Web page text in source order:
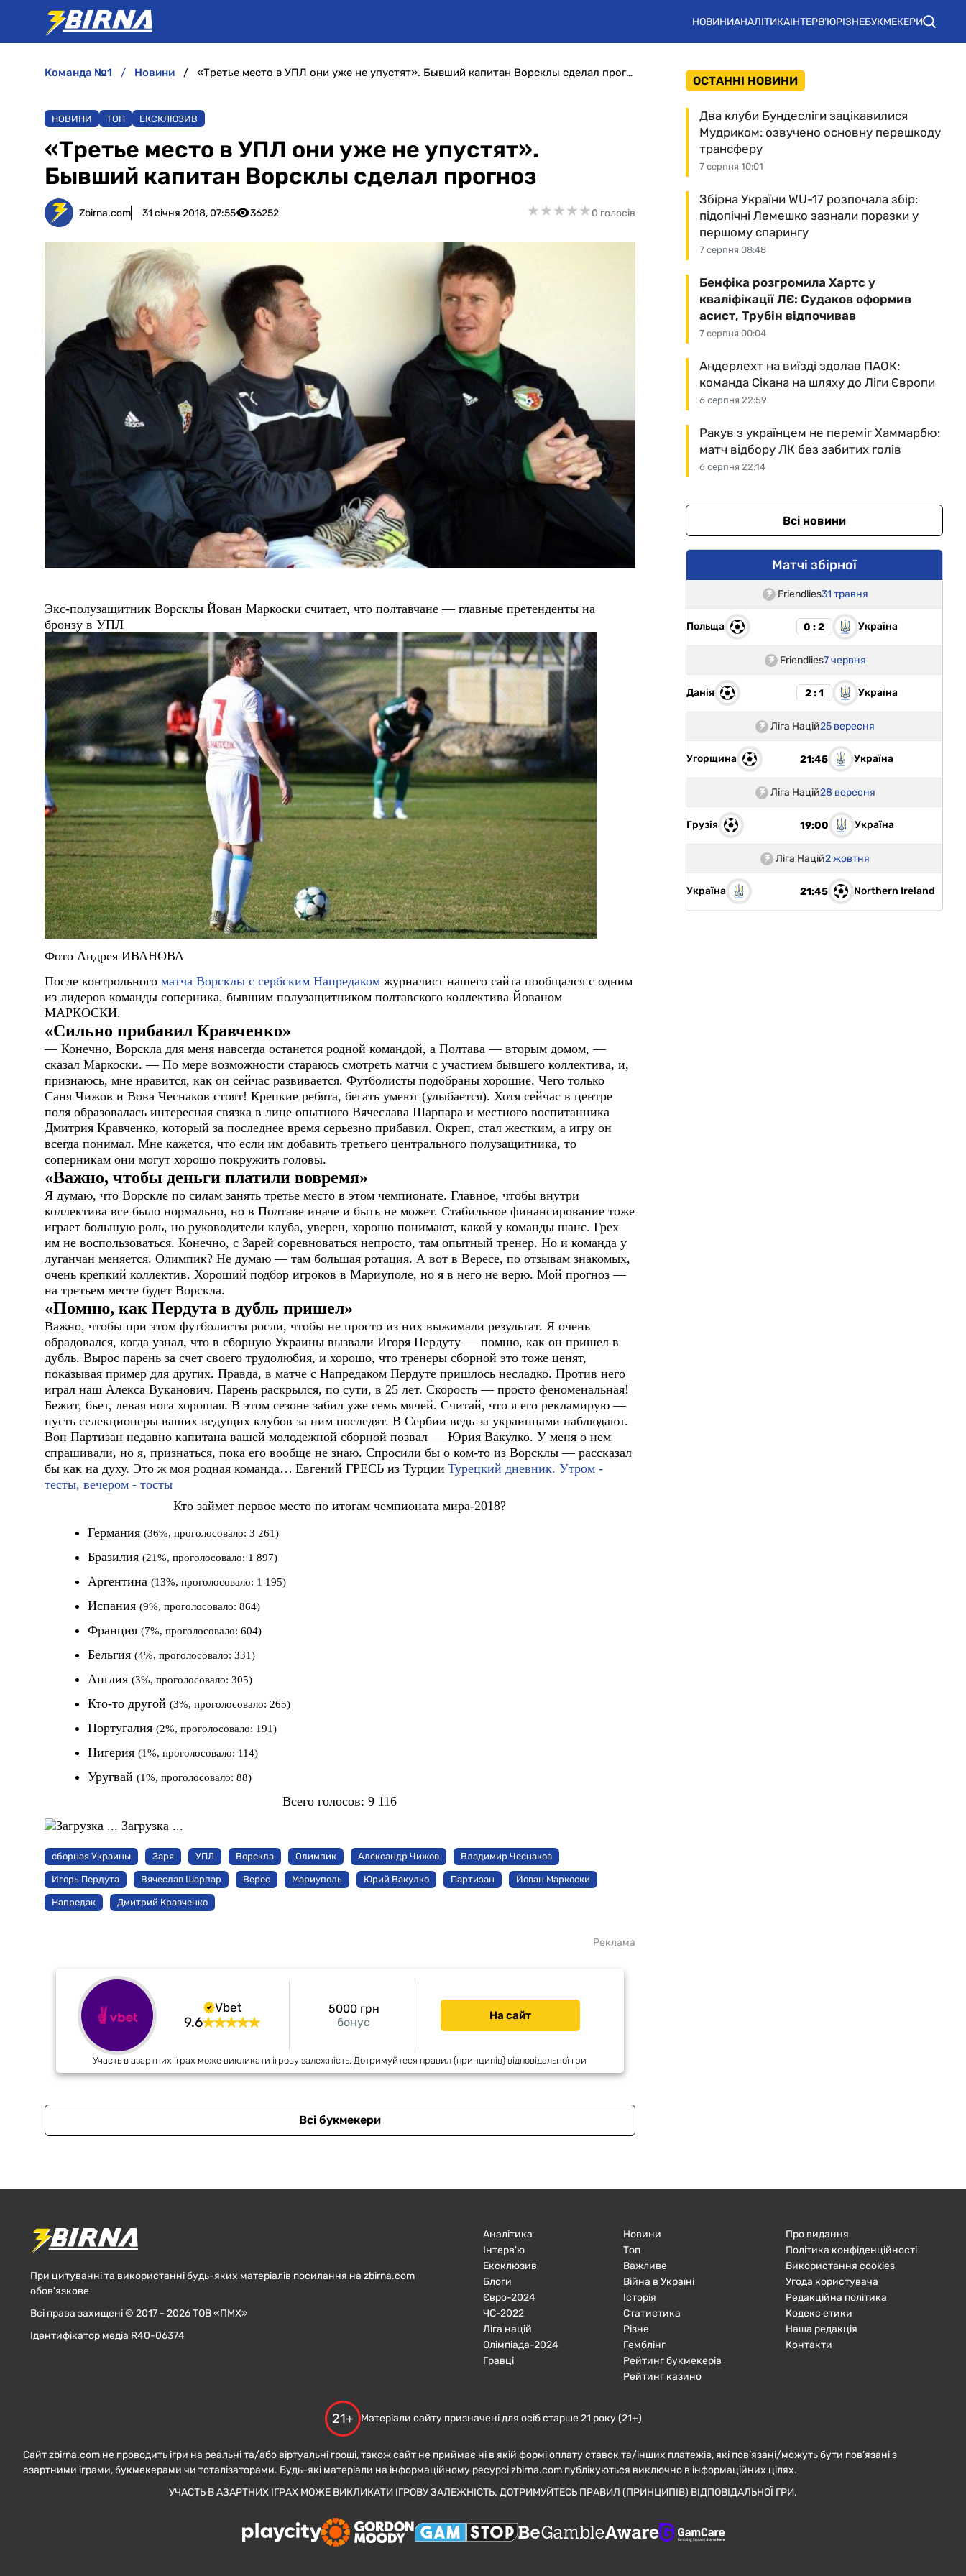
НОВИНИАНАЛІТИКАІНТЕРВ'ЮРІЗНЕБУКМЕКЕРИ
команда №1 новини «Третье место в УПЛ они уже не упустят». Бывший капитан Ворсклы сделал прогноз
НОВИНИ ТОП ЕКСКЛЮЗИВ
«Третье место в УПЛ они уже не упустят».
Бывший капитан Ворсклы сделал прогноз
Zbirna.com 31 січня 2018, 07:55 36252 ★★★★★
★★★★★0 голосів
Экс-полузащитник Ворсклы Йован Маркоски считает, что полтавчане — главные претенденты на
бронзу в УПЛ
Фото Андрея ИВАНОВА
После контрольного матча Ворсклы с сербским Напредаком журналист нашего сайта пообщался с одним
из лидеров команды соперника, бывшим полузащитником полтавского коллектива Йованом
МАРКОСКИ.
«Сильно прибавил Кравченко»
— Конечно, Ворскла для меня навсегда останется родной командой, а Полтава — вторым домом, —
сказал Маркоски. — По мере возможности стараюсь смотреть матчи с участием бывшего коллектива, и,
признаюсь, мне нравится, как он сейчас развивается. Футболисты подобраны хорошие. Чего только
Саня Чижов и Вова Чеснаков стоят! Крепкие ребята, бегать умеют (улыбается). Хотя сейчас в центре
поля образовалась интересная связка в лице опытного Вячеслава Шарпара и местного воспитанника
Дмитрия Кравченко, который за последнее время серьезно прибавил. Окреп, стал жестким, а игру он
всегда понимал. Мне кажется, что если им добавить третьего центрального полузащитника, то
соперникам они могут хорошо покружить головы.
«Важно, чтобы деньги платили вовремя»
Я думаю, что Ворскле по силам занять третье место в этом чемпионате. Главное, чтобы внутри
коллектива все было нормально, но в Полтаве иначе и быть не может. Стабильное финансирование тоже
играет большую роль, но руководители клуба, уверен, хорошо понимают, какой у команды шанс. Грех
им не воспользоваться. Конечно, с Зарей соревноваться непросто, там опытный тренер. Но и команда у
луганчан меняется. Олимпик? Не думаю — там большая ротация. А вот в Вересе, по отзывам знакомых,
очень крепкий коллектив. Хороший подбор игроков в Мариуполе, но я в него не верю. Мой прогноз —
на третьем месте будет Ворскла.
«Помню, как Пердута в дубль пришел»
Важно, чтобы при этом футболисты росли, чтобы не просто из них выжимали результат. Я очень
обрадовался, когда узнал, что в сборную Украины вызвали Игоря Пердуту — помню, как он пришел в
дубль. Вырос парень за счет своего трудолюбия, и хорошо, что тренеры сборной это тоже ценят,
показывая пример для других. Правда, в матче с Напредаком Пердуте пришлось несладко. Против него
играл наш Алекса Вуканович. Парень раскрылся, по сути, в 25 лет. Скорость — просто феноменальная!
Бежит, бьет, левая нога хорошая. В этом сезоне забил уже семь мячей. Считай, что я его рекламирую —
пусть селекционеры ваших ведущих клубов за ним последят. В Сербии ведь за украинцами наблюдают.
Вон Партизан недавно капитана вашей молодежной сборной позвал — Юрия Вакулко. У меня о нем
спрашивали, но я, признаться, пока его вообще не знаю. Спросили бы о ком-то из Ворсклы — рассказал
бы как на духу. Это ж моя родная команда… Евгений ГРЕСЬ из Турции Турецкий дневник. Утром -
тесты, вечером - тосты
Кто займет первое место по итогам чемпионата мира-2018?
Германия (36%, проголосовало: 3 261)
Бразилия (21%, проголосовало: 1 897)
Аргентина (13%, проголосовало: 1 195)
Испания (9%, проголосовало: 864)
Франция (7%, проголосовало: 604)
Бельгия (4%, проголосовало: 331)
Англия (3%, проголосовало: 305)
Кто-то другой (3%, проголосовало: 265)
Португалия (2%, проголосовало: 191)
Нигерия (1%, проголосовало: 114)
Уругвай (1%, проголосовало: 88)
Всего голосов:9 116
Загрузка ...
сборная Украины Заря УПЛ Ворскла Олимпик Александр Чижов Владимир Чеснаков
Игорь Пердута Вячеслав Шарпар Верес Мариуполь Юрий Вакулко Партизан Йован Маркоски
Напредак Дмитрий Кравченко
Реклама
Vbet
9.6 бонус
5000 грн На сайт
Участь в азартних іграх може викликати ігрову залежність. Дотримуйтеся правил (принципів) відповідальної гри
Всі букмекери
ОСТАННІ НОВИНИ
7 серпня 10:01
Два клуби Бундесліги зацікавилися
Мудриком: озвучено основну перешкоду
трансферу
7 серпня 08:48
Збірна України WU-17 розпочала збір:
підопічні Лемешко зазнали поразки у
першому спарингу
7 серпня 00:04
Бенфіка розгромила Хартс у
кваліфікації ЛЄ: Судаков оформив
асист, Трубін відпочивав
6 серпня 22:59
Андерлехт на виїзді здолав ПАОК:
команда Сікана на шляху до Ліги Європи
6 серпня 22:14
Ракув з українцем не переміг Хаммарбю:
матч відбору ЛК без забитих голів
Всі новини
Матчі збірної
Friendlies31 травня
Польща 0 : 2 Україна
Friendlies7 червня
Данія 2 : 1 Україна
Ліга Націй25 вересня
Угорщина 21:45 Україна
Ліга Націй28 вересня
Грузія 19:00 Україна
Ліга Націй2 жовтня
Україна 21:45 Northern Ireland
При цитуванні та використанні будь-яких матеріалів посилання на zbirna.com
обов'язкове
Всі права захищені © 2017 - 2026 ТОВ «ПМХ»
Ідентифікатор медіа R40-06374
Аналітика
Інтерв'ю
Ексклюзив
Блоги
Євро-2024
ЧC-2022
Ліга націй
Олімпіада-2024
Гравці
Новини
Топ
Важливе
Війна в Україні
Історія
Статистика
Різне
Гемблінг
Рейтинг букмекерів
Рейтинг казино
Про видання
Політика конфіденційності
Використання cookies
Угода користувача
Редакційна політика
Кодекс етики
Наша редакція
Контакти
21+ Матеріали сайту призначені для осіб старше 21 року (21+)
Сайт zbirna.com не проводить ігри на реальні та/або віртуальні гроші, також сайт не приймає ні в якій формі оплату ставок та/інших платежів, які пов’язані/можуть бути пов’язані з
азартними іграми, букмекерами чи тоталізаторами. Будь-які матеріали на інформаційному ресурсі zbirna.com публікуються виключно в інформаційних цілях.
УЧАСТЬ В АЗАРТНИХ ІГРАХ МОЖЕ ВИКЛИКАТИ ІГРОВУ ЗАЛЕЖНІСТЬ. ДОТРИМУЙТЕСЬ ПРАВИЛ (ПРИНЦИПІВ) ВІДПОВІДАЛЬНОЇ ГРИ.